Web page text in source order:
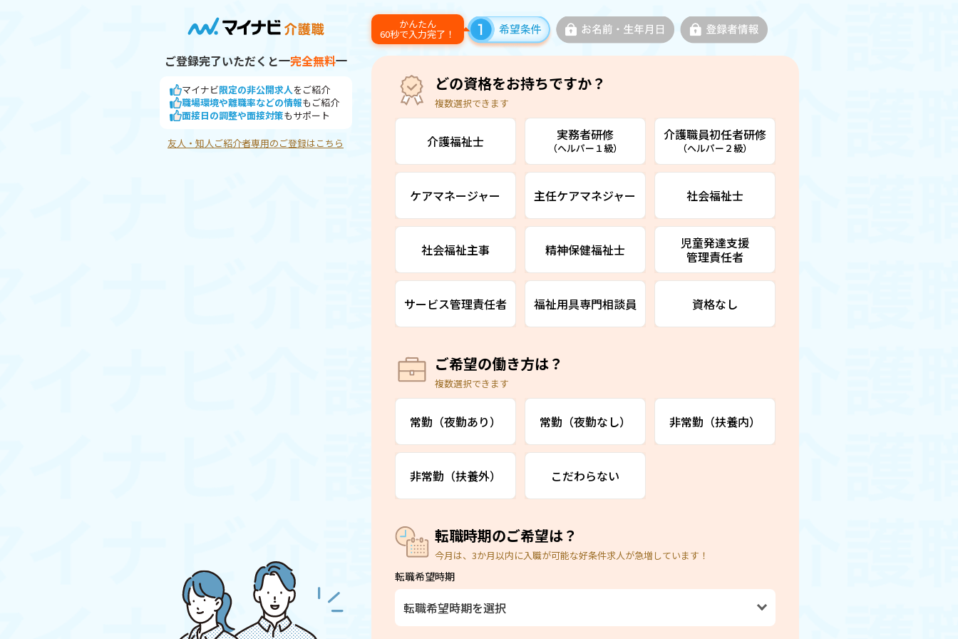
かんたん
60秒で入力完了！
ご登録完了いただくと 完全無料
マイナビ限定の非公開求人をご紹介
職場環境や離職率などの情報もご紹介
面接日の調整や面接対策もサポート
友人・知人ご紹介者専用のご登録はこちら
どの資格をお持ちですか？
複数選択できます
介護福祉士 実務者研修
（ヘルパー１級）
介護職員初任者研修
（ヘルパー２級）
ケアマネージャー 主任ケアマネジャー 社会福祉士
社会福祉主事 精神保健福祉士
児童発達支援
管理責任者
サービス管理責任者 福祉用具専門相談員 資格なし
ご希望の働き方は？
複数選択できます
常勤（夜勤あり） 常勤（夜勤なし） 非常勤（扶養内）
非常勤（扶養外） こだわらない
転職時期のご希望は？
今月は、3か月以内に入職が可能な好条件求人が急増しています！
転職希望時期